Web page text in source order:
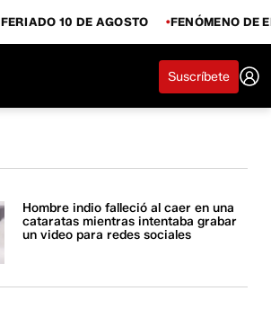
FERIADO 10 DE AGOSTO FENÓMENO DE
Suscríbete
Hombre indio falleció al caer en una
cataratas mientras intentaba grabar
un video para redes sociales